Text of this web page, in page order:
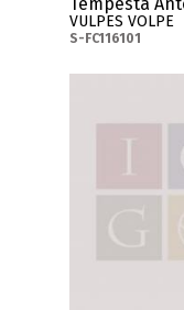
Tempesta
VULPES VOLPE
S-FC116101